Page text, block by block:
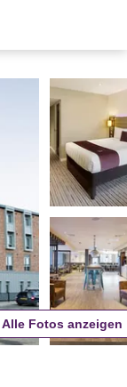
Alle Fotos anzeigen